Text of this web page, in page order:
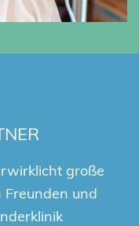
große
und